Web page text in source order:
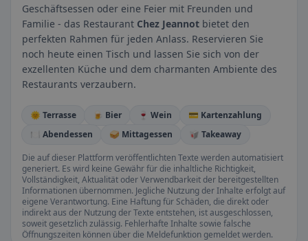
Geschäftsessen oder eine Feier mit Freunden und
Familie - das Restaurant Chez Jeannot bietet den
perfekten Rahmen für jeden Anlass. Reservieren Sie
noch heute einen Tisch und lassen Sie sich von der
exzellenten Küche und dem charmanten Ambiente des
Restaurants verzaubern.
🌞 Terrasse 🍺 Bier 🍷 Wein
💳 Kartenzahlung
🍽️ Abendessen
🥪 Mittagessen
🥡 Takeaway
Die auf dieser Plattform veröffentlichten Texte werden automatisiert
generiert. Es wird keine Gewähr für die inhaltliche Richtigkeit,
Vollständigkeit, Aktualität oder Verwendbarkeit der bereitgestellten
Informationen übernommen. Jegliche Nutzung der Inhalte erfolgt auf
eigene Verantwortung. Eine Haftung für Schäden, die direkt oder
indirekt aus der Nutzung der Texte entstehen, ist ausgeschlossen,
soweit gesetzlich zulässig. Fehlerhafte Inhalte sowie falsche
Öffnungszeiten können über die Meldefunktion gemeldet werden.